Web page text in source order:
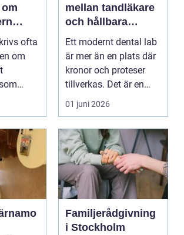
ofta
om
helhet
mellan tandläkare
och hållbara
leenden
Ett modernt dental lab
är mer än en plats där
kronor och proteser
tillverkas. Det är en
teknisk och ...
01 juni 2026
Familjerådgivning
i Stockholm